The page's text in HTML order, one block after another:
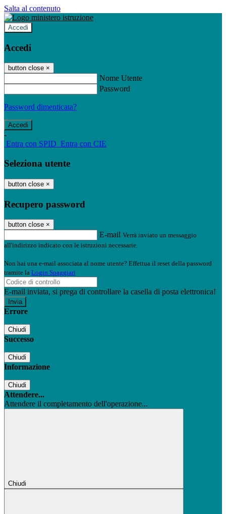
Salta al contenuto
Accedi
Accedi
button close ×
Nome Utente
Password
Password dimenticata?
-
Entra con SPID Entra con CIE
Seleziona utente
button close ×
Recupero password
button close ×
E-mail Verrà inviato un messaggio
all'indirizzo indicato con le istruzioni necessarie.
Non hai una e-mail associata al nome utente? Effettua il reset della password
tramite la Login Spaggiari
E-mail inviata, si prega di controllare la casella di posta elettronica!
Errore
Chiudi
Successo
Chiudi
Informazione
Chiudi
Attendere...
Attendere il completamento dell'operazione...
Chiudi